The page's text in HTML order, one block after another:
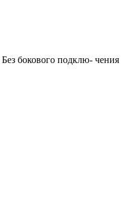
Без бокового подклю- чения